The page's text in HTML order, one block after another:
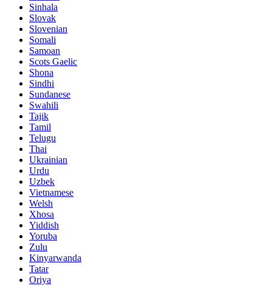
Sinhala
Slovak
Slovenian
Somali
Samoan
Scots Gaelic
Shona
Sindhi
Sundanese
Swahili
Tajik
Tamil
Telugu
Thai
Ukrainian
Urdu
Uzbek
Vietnamese
Welsh
Xhosa
Yiddish
Yoruba
Zulu
Kinyarwanda
Tatar
Oriya